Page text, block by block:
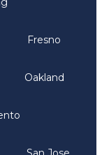
Fresno
Oakland